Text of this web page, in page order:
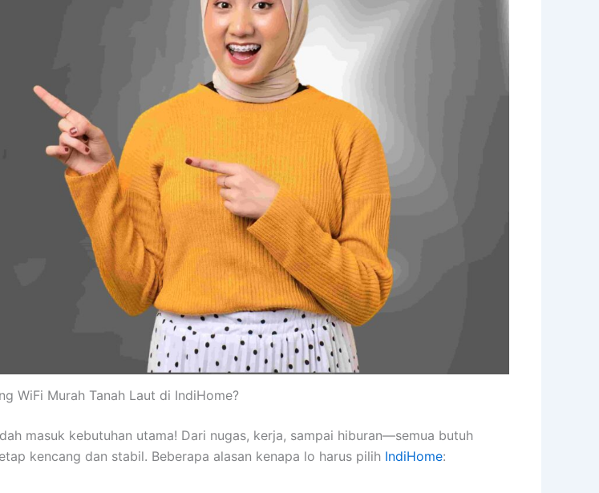
WiFi Murah Tanah Laut di IndiHome?
masuk kebutuhan utama! Dari nugas, kerja, sampai hiburan—semua butuh
kencang dan stabil. Beberapa alasan kenapa lo harus pilih IndiHome: